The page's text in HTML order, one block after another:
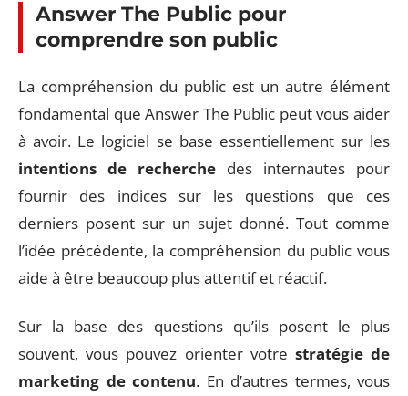
Answer The Public pour
comprendre son public
La compréhension du public est un autre élément
fondamental que Answer The Public peut vous aider
à avoir. Le logiciel se base essentiellement sur les
intentions de recherche des internautes pour
fournir des indices sur les questions que ces
derniers posent sur un sujet donné. Tout comme
l’idée précédente, la compréhension du public vous
aide à être beaucoup plus attentif et réactif.
Sur la base des questions qu’ils posent le plus
souvent, vous pouvez orienter votre stratégie de
marketing de contenu. En d’autres termes, vous